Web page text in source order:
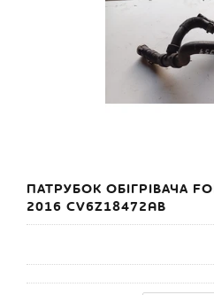
ПАТРУБОК ОБІГРІВАЧА
2016 CV6Z18472AB